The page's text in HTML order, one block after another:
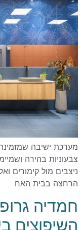
מערכת ישיבה
צבעוניות בהירה
ניצבים מול קימורים
הרחצה בבית האח
חמדיה
השיפוצים